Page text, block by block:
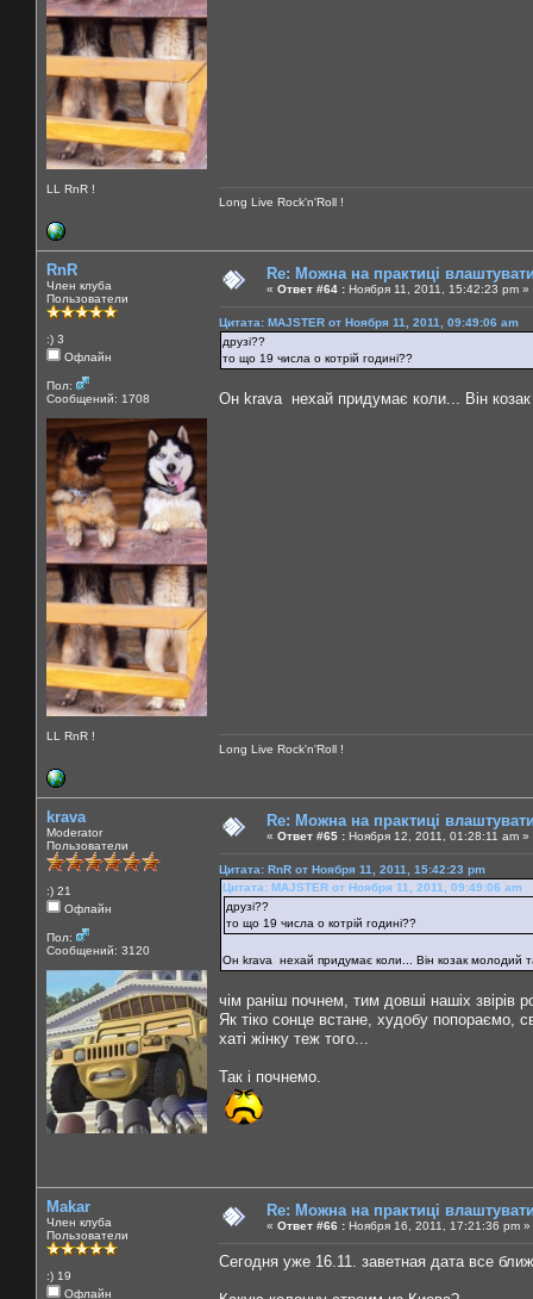
LL RnR !
Long Live Rock'n'Roll !
RnR
Член клуба
Пользователи
:) 3
Офлайн
Пол:
Сообщений: 1708
LL RnR !
Re: Можна на практиці
« Ответ #64 : Ноября 11, 2011, 15:42:23 pm »
Цитата: MAJSTER от Ноября 11, 2011, 09:49:06 am
друзі??
то що 19 числа о котрій годині??
Он krava нехай придумає коли... Він
Long Live Rock'n'Roll !
krava
Moderator
Пользователи
:) 21
Офлайн
Пол:
Сообщений: 3120
Re: Можна на практиці
« Ответ #65 : Ноября 12, 2011, 01:28:11 am »
Цитата: RnR от Ноября 11, 2011, 15:42:23 pm
Цитата: MAJSTER от Ноября 11, 2011, 09:49:06 am
друзі??
то що 19 числа о котрій годині??
Он krava нехай придумає коли... Він козак молодий
чім раніш почнем, тим довші нашіх звірів
Як тіко сонце встане, худобу попораємо,
хаті жінку теж того...
Так і почнемо.
Makar
Член клуба
Пользователи
:) 19
Офлайн
Re: Можна на практиці
« Ответ #66 : Ноября 16, 2011, 17:21:36 pm »
Сегодня уже 16.11. заветная дата все